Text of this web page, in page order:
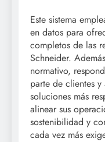
Este sistema
en datos para
completos de las
Schneider.
normativo,
parte de clientes
soluciones más
alinear sus
sostenibilidad y
cada vez más